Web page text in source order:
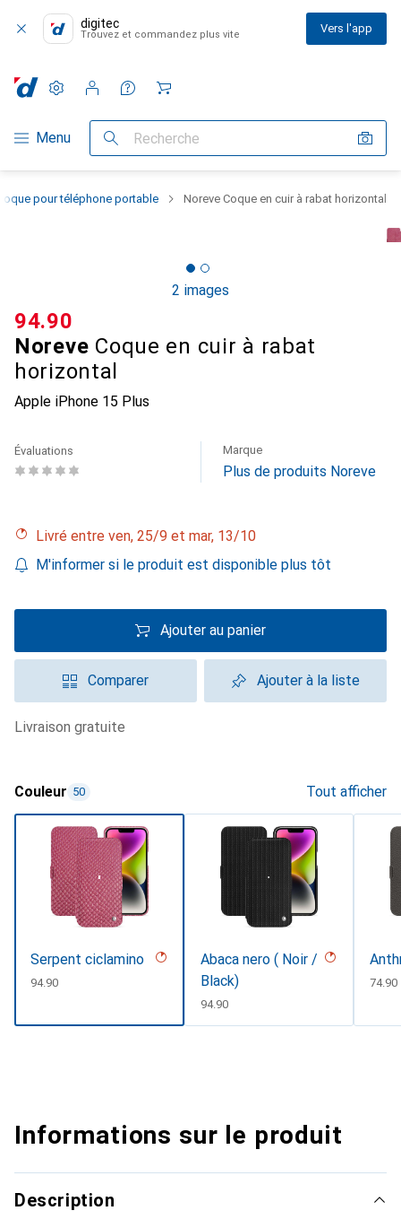
digitec
Trouvez et commandez plus vite Vers l'app
Navigation par catégorie
Menu Recherche
Paramètres
Compte client
Listes de comparaison
Listes d'envies
Panier
pour téléphone portable Noreve Coque en cuir à rabat horizontal
2 images
Noreve Coque en cuir à rabat
horizontal
Apple iPhone 15 Plus
CHF
94.90
Évaluations Marque
Plus de produits Noreve
Livré entre ven, 25/9 et mar, 13/10
M'informer si le produit est disponible plus tôt
Ajouter au panier
Comparer Ajouter à la liste
livraison gratuite
Couleur 50 Tout afficher
Serpent ciclamino
CHF
94.90
Abaca nero ( Noir /
Black)
CHF
94.90
CHF
74.90
Informations sur le produit
Description